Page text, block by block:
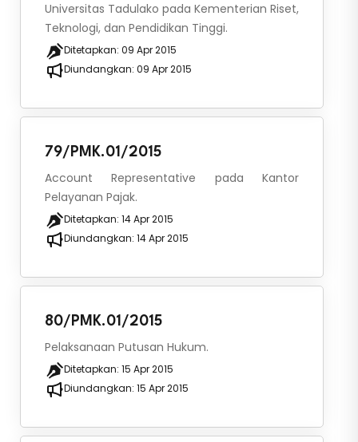
Universitas Tadulako pada Kementerian Riset,
Teknologi, dan Pendidikan Tinggi.
Ditetapkan: 09 Apr 2015
Diundangkan: 09 Apr 2015
79/PMK.01/2015
Account Representative pada Kantor
Pelayanan Pajak.
Ditetapkan: 14 Apr 2015
Diundangkan: 14 Apr 2015
80/PMK.01/2015
Pelaksanaan Putusan Hukum.
Ditetapkan: 15 Apr 2015
Diundangkan: 15 Apr 2015